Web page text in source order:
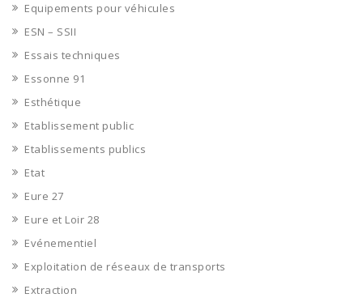
Equipements pour véhicules
ESN – SSII
Essais techniques
Essonne 91
Esthétique
Etablissement public
Etablissements publics
Etat
Eure 27
Eure et Loir 28
Evénementiel
Exploitation de réseaux de transports
Extraction